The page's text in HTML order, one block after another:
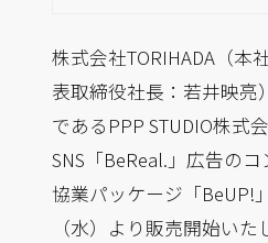
株式会社TORIHADA（本
表取締役社長：若井映亮
であるPPP STUDIO株式
SNS「BeReal.」広告の
協業パッケージ「BeUP!
（水）より販売開始いた